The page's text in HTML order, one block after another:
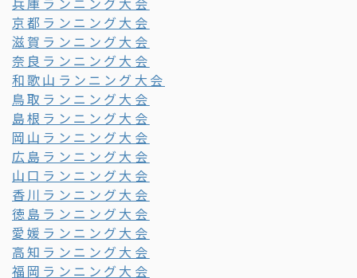
京都ランニング大会
滋賀ランニング大会
奈良ランニング大会
和歌山ランニング大会
鳥取ランニング大会
島根ランニング大会
岡山ランニング大会
広島ランニング大会
山口ランニング大会
香川ランニング大会
徳島ランニング大会
愛媛ランニング大会
高知ランニング大会
福岡ランニング大会